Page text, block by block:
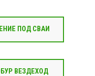
ПОД СВАИ
ВЕЗДЕХОД